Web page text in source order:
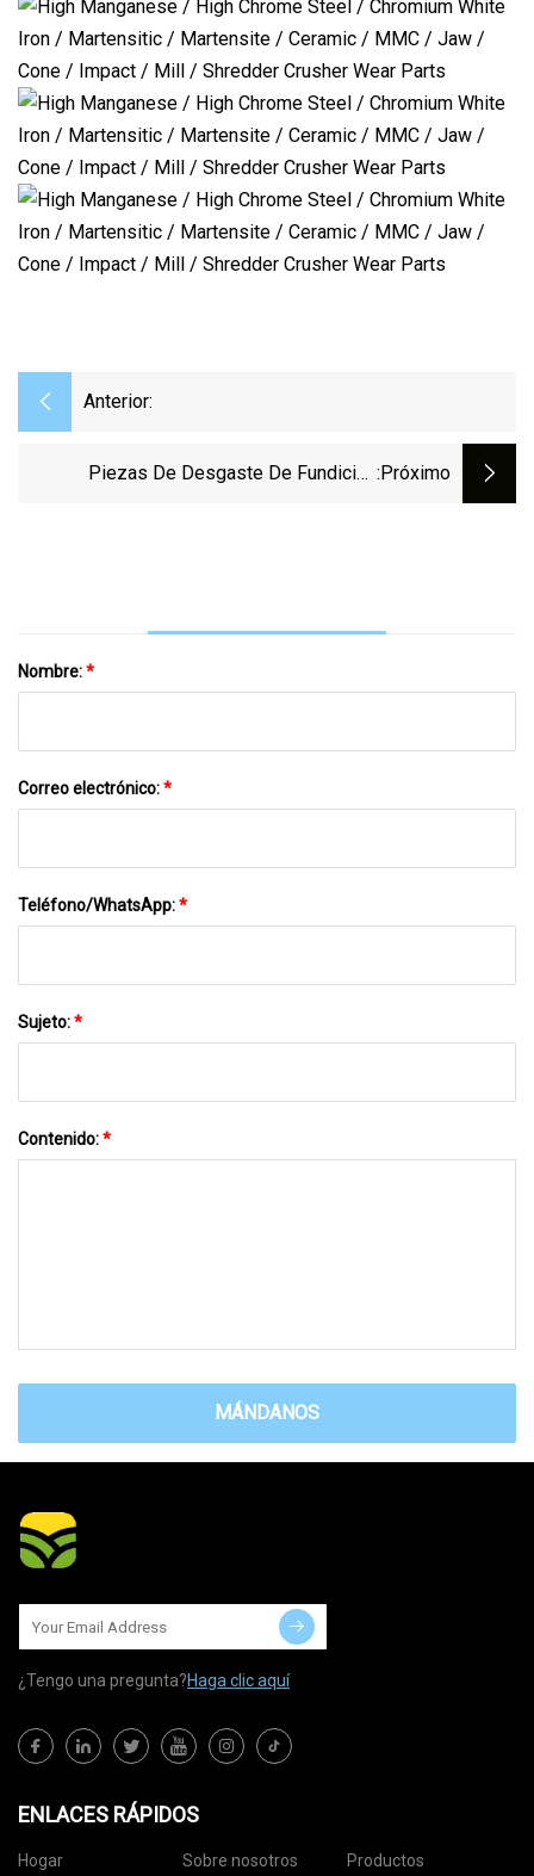
Anterior:
Piezas De Desgaste De Fundición :próximo
Nombre:*
Correo electrónico:*
Teléfono/WhatsApp:*
Sujeto:*
Contenido:*
MÁNDANOS
¿Tengo una pregunta?Haga clic aquí
ENLACES RÁPIDOS
Hogar Sobre nosotros Productos